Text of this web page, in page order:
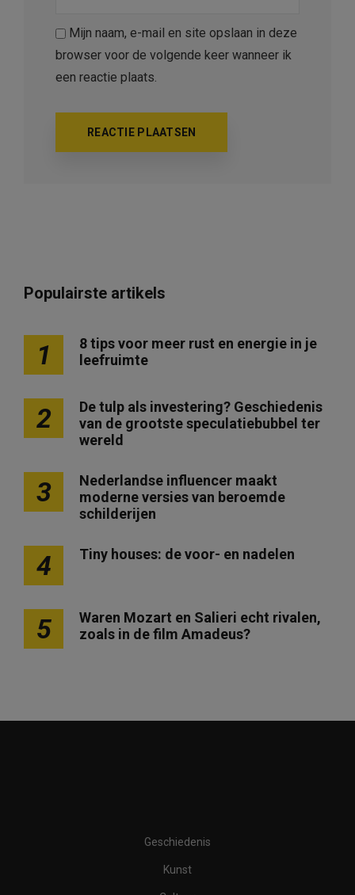
Mijn naam, e-mail en site opslaan in deze
browser voor de volgende keer wanneer ik
een reactie plaats.
Populairste artikels
1
8 tips voor meer rust en energie in je
leefruimte
2
De tulp als investering? Geschiedenis
van de grootste speculatiebubbel ter
wereld
3
Nederlandse influencer maakt
moderne versies van beroemde
schilderijen
4 Tiny houses: de voor- en nadelen
5
Waren Mozart en Salieri echt rivalen,
zoals in de film Amadeus?
Geschiedenis
Kunst